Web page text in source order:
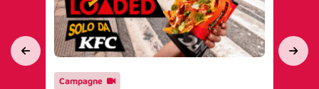
Campagne